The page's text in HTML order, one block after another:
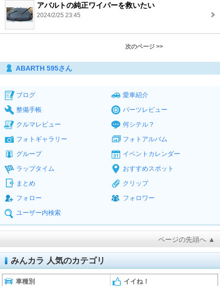
アバルトの純正ワイパーを救いたい
2024/2/25 23:45
次のページ >>
ABARTH 595さん
ブログ
愛車紹介
整備手帳
パーツレビュー
クルマレビュー
何シテル？
フォトギャラリー
フォトアルバム
グループ
イベントカレンダー
ラップタイム
おすすめスポット
まとめ
クリップ
フォロー
フォロワー
ユーザー内検索
ページの先頭へ ▲
みんカラ 人気のカテゴリ
車種別 イイね！